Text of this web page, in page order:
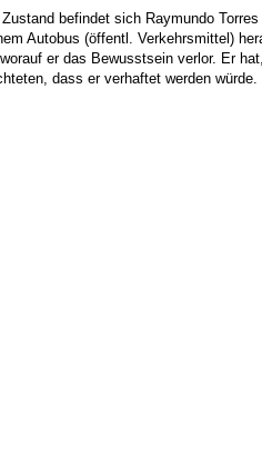
befindet sich Raymundo
Autobus (öffentl. Verkehrsmittel)
er das Bewusstsein verlor. Er
dass er verhaftet werden würde.